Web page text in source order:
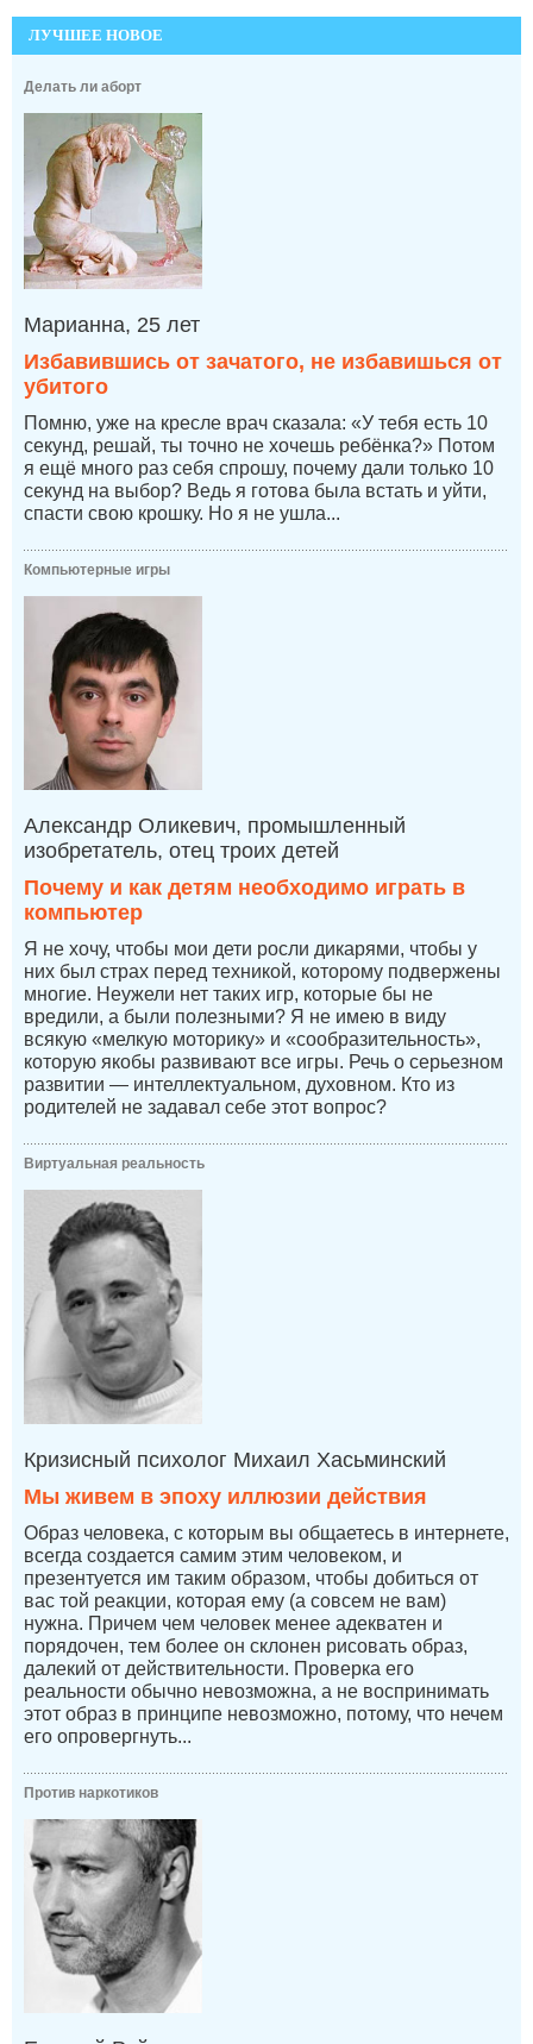
ЛУЧШЕЕ НОВОЕ
Делать ли аборт
Марианна, 25 лет
Избавившись от зачатого, не избавишься от
убитого
Помню, уже на кресле врач сказала: «У тебя есть 10
секунд, решай, ты точно не хочешь ребёнка?» Потом
я ещё много раз себя спрошу, почему дали только 10
секунд на выбор? Ведь я готова была встать и уйти,
спасти свою крошку. Но я не ушла...
Компьютерные игры
Александр Оликевич, промышленный
изобретатель, отец троих детей
Почему и как детям необходимо играть в
компьютер
Я не хочу, чтобы мои дети росли дикарями, чтобы у
них был страх перед техникой, которому подвержены
многие. Неужели нет таких игр, которые бы не
вредили, а были полезными? Я не имею в виду
всякую «мелкую моторику» и «сообразительность»,
которую якобы развивают все игры. Речь о серьезном
развитии — интеллектуальном, духовном. Кто из
родителей не задавал себе этот вопрос?
Виртуальная реальность
Кризисный психолог Михаил Хасьминский
Мы живем в эпоху иллюзии действия
Образ человека, с которым вы общаетесь в интернете,
всегда создается самим этим человеком, и
презентуется им таким образом, чтобы добиться от
вас той реакции, которая ему (а совсем не вам)
нужна. Причем чем человек менее адекватен и
порядочен, тем более он склонен рисовать образ,
далекий от действительности. Проверка его
реальности обычно невозможна, а не воспринимать
этот образ в принципе невозможно, потому, что нечем
его опровергнуть...
Против наркотиков